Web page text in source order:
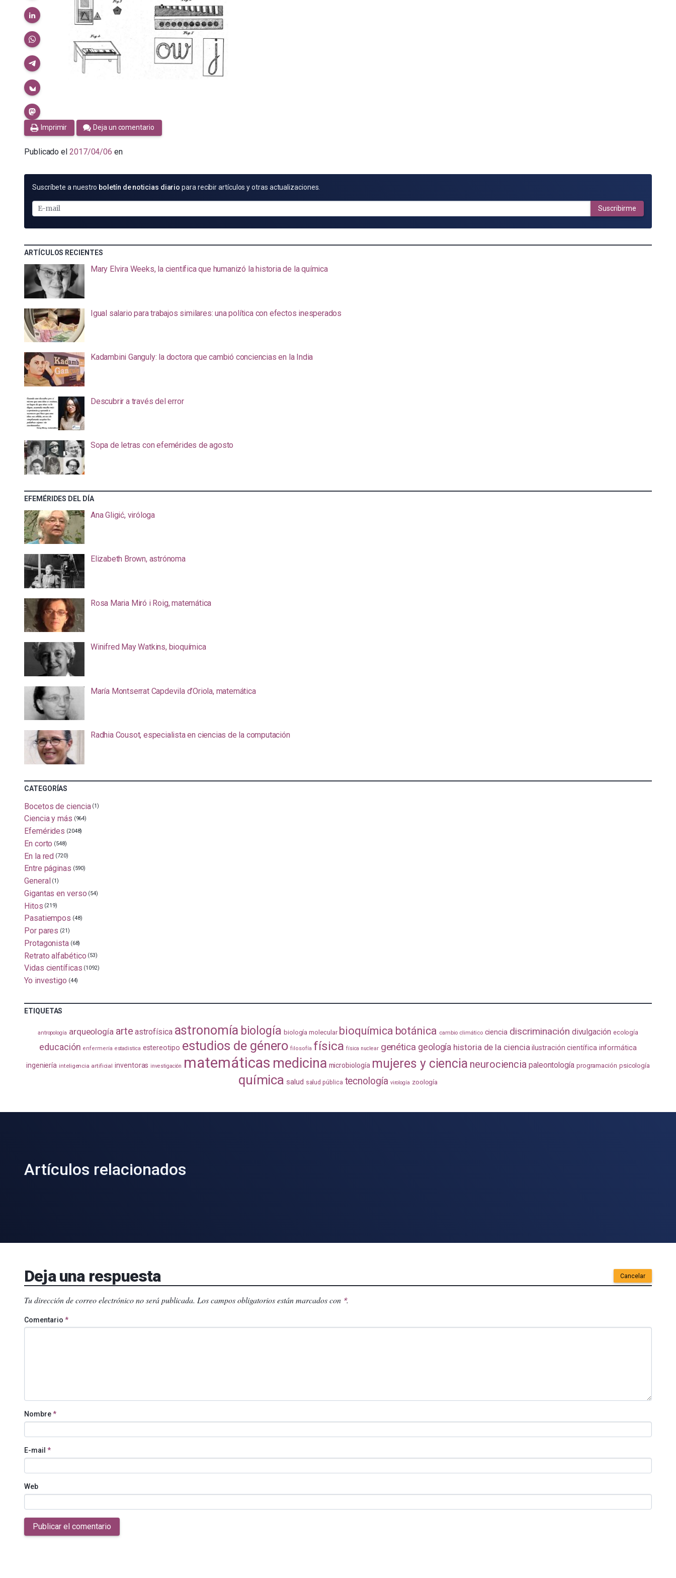
Imprimir Deja un comentario
Publicado el 2017/04/06 en
SUSCRÍBETE
E-
MAIL
Suscríbete a nuestro boletín de noticias diario para recibir artículos y otras actualizaciones.
Suscribirme
ARTÍCULOS RECIENTES
Mary Elvira Weeks, la científica que humanizó la historia de la química
Igual salario para trabajos similares: una política con efectos inesperados
Kadambini Ganguly: la doctora que cambió conciencias en la India
Descubrir a través del error
Sopa de letras con efemérides de agosto
EFEMÉRIDES DEL DÍA
Ana Gligić, viróloga
Elizabeth Brown, astrónoma
Rosa Maria Miró i Roig, matemática
Winifred May Watkins, bioquímica
María Montserrat Capdevila d’Oriola, matemática
Radhia Cousot, especialista en ciencias de la computación
CATEGORÍAS
Bocetos de ciencia (1)
Ciencia y más (964)
Efemérides (2048)
En corto (548)
En la red (720)
Entre páginas (590)
General (1)
Gigantas en verso (54)
Hitos (219)
Pasatiempos (48)
Por pares (21)
Protagonista (68)
Retrato alfabético (53)
Vidas científicas (1092)
Yo investigo (44)
ETIQUETAS
antropología arqueología arte astrofísica astronomía biología biología molecular bioquímica botánica cambio climático ciencia discriminación divulgación ecología
educación enfermería estadistica estereotipo estudios de género filosofía física física nuclear genética geología historia de la ciencia ilustración científica informática
ingeniería inteligencia artificial inventoras investigación matemáticas medicina microbiología mujeres y ciencia neurociencia paleontología programación psicología
química salud salud pública tecnología virología zoología
Artículos relacionados
Deja una respuesta Cancelar
Tu dirección de correo electrónico no será publicada. Los campos obligatorios están marcados con *.
Comentario *
Nombre*
E-mail *
Web
Publicar el comentario